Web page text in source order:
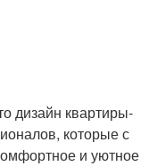
дизайн квартиры-
которые с
и уютное